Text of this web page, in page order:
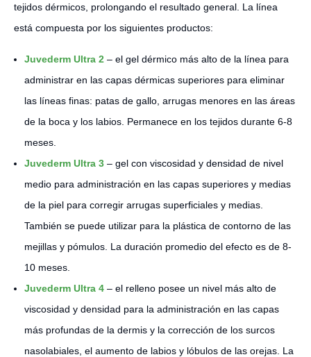
tejidos dérmicos, prolongando el resultado general. La línea
está compuesta por los siguientes productos:
Juvederm Ultra 2 – el gel dérmico más alto de la línea para
administrar en las capas dérmicas superiores para eliminar
las líneas finas: patas de gallo, arrugas menores en las áreas
de la boca y los labios. Permanece en los tejidos durante 6-8
meses.
Juvederm Ultra 3 – gel con viscosidad y densidad de nivel
medio para administración en las capas superiores y medias
de la piel para corregir arrugas superficiales y medias.
También se puede utilizar para la plástica de contorno de las
mejillas y pómulos. La duración promedio del efecto es de 8-
10 meses.
Juvederm Ultra 4 – el relleno posee un nivel más alto de
viscosidad y densidad para la administración en las capas
más profundas de la dermis y la corrección de los surcos
nasolabiales, el aumento de labios y lóbulos de las orejas. La